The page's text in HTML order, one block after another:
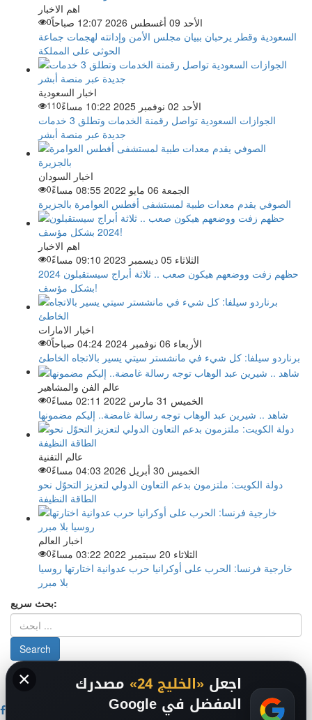
اهم الاخبار
الأحد 09 أغسطس 2026 12:07 صباحاً
0
السعودية وقطر يرحبان ببيان مجلس الأمن وإدانته لهجمات جماعة
الحوثى على المملكة
اخبار السعودية
الأحد 02 نوفمبر 2025 10:22 مساءً
110
الجوازات السعودية تواصل رقمنة الخدمات وتطلق 3 خدمات
جديدة عبر منصة أبشر
اخبار السودان
الجمعة 06 مايو 2022 08:55 مساءً
0
الصوفي يقدم معدات طبية لمستشفى أفطس العوامرة بالجزيرة
اهم الاخبار
الثلاثاء 05 ديسمبر 2023 09:10 مساءً
0
حظهم زفت ووضعهم هيكون صعب .. ثلاثة أبراج سيستقبلون 2024
بشكل مؤسف!
اخبار الامارات
الأربعاء 06 نوفمبر 2024 04:24 صباحاً
0
برناردو سيلفا: كل شيء في مانشستر سيتي يسير بالاتجاه الخاطئ
عالم الفن والمشاهير
الخميس 31 مارس 2022 02:11 مساءً
0
شاهد .. شيرين عبد الوهاب توجه رسالة غامضة.. إليكم مضمونها
عالم التقنية
الخميس 30 أبريل 2026 04:03 مساءً
0
دولة الكويت: ملتزمون بدعم التعاون الدولي لتعزيز التحوّل نحو
الطاقة النظيفة
اخبار العالم
الثلاثاء 20 سبتمبر 2022 03:22 مساءً
0
خارجية فرنسا: الحرب على أوكرانيا حرب عدوانية اختارتها روسيا
بلا مبرر
بحث سريع:
من نحن × اجعل «الخليج 24» مصدرك
المفضل في Google